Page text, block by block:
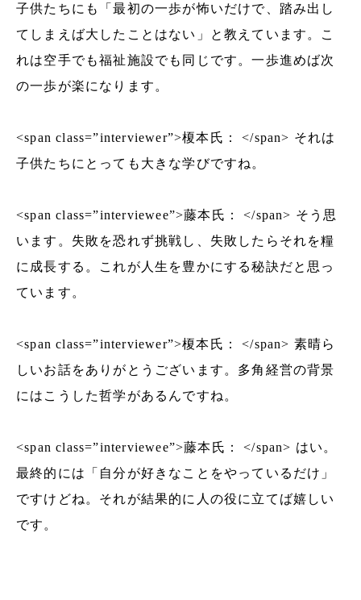
子供たちにも「最初の一歩が怖いだけで、踏み出し
てしまえば大したことはない」と教えています。こ
れは空手でも福祉施設でも同じです。一歩進めば次
の一歩が楽になります。
<span class=”interviewer”>榎本氏： </span> それは
子供たちにとっても大きな学びですね。
<span class=”interviewee”>藤本氏： </span> そう思
います。失敗を恐れず挑戦し、失敗したらそれを糧
に成長する。これが人生を豊かにする秘訣だと思っ
ています。
<span class=”interviewer”>榎本氏： </span> 素晴ら
しいお話をありがとうございます。多角経営の背景
にはこうした哲学があるんですね。
<span class=”interviewee”>藤本氏： </span> はい。
最終的には「自分が好きなことをやっているだけ」
ですけどね。それが結果的に人の役に立てば嬉しい
です。